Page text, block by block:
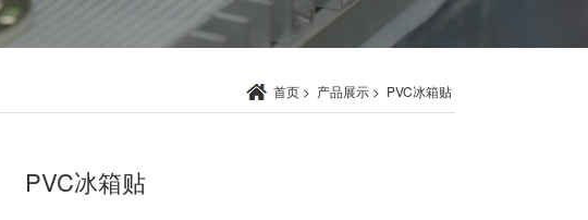
首页 > 产品展示 > PVC冰箱贴
PVC冰箱贴